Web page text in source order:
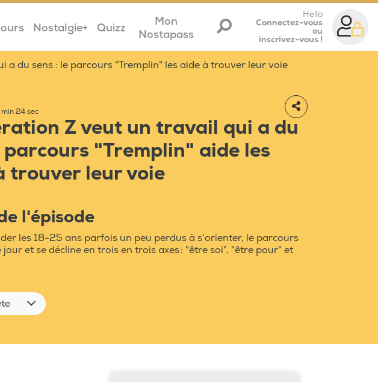
Nostalgie+ Quizz
Mon
Nostapass
Hello
Connectez-vous
ou
inscrivez-vous !
a du sens : le parcours "Tremplin" les aide à trouver leur voie
24 sec
Z veut un travail qui a du
parcours "Tremplin" aide les
trouver leur voie
l'épisode
les 18-25 ans parfois un peu perdus à s'orienter, le parcours
jour et se décline en trois en trois axes : "être soi", "être pour" et